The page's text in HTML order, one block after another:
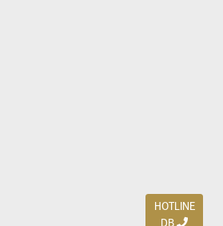
HOTLINE
DB